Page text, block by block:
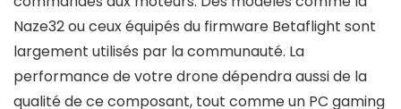
Naze32 ou ceux équipés du firmware Betaflight sont
largement utilisés par la communauté. La
performance de votre drone dépendra aussi de la
qualité de ce composant, tout comme un PC gaming